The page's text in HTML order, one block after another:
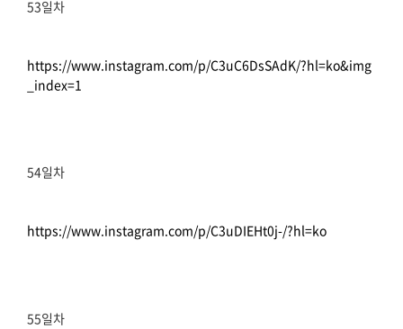
53일차
https://www.instagram.com/p/C3uC6DsSAdK/?hl=ko&img
_index=1
54일차
https://www.instagram.com/p/C3uDIEHt0j-/?hl=ko
55일차